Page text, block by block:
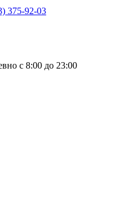
375-92-03
с 8:00 до 23:00